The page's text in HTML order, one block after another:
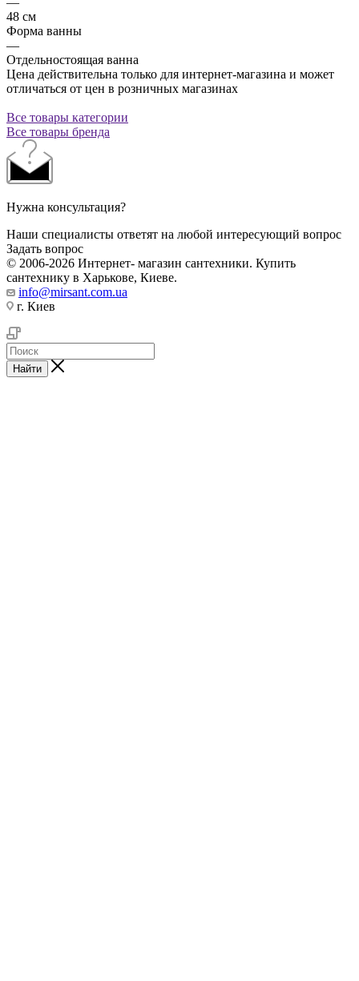
48 см
Форма ванны
—
Отдельностоящая ванна
Цена действительна только для интернет-магазина и может
отличаться от цен в розничных магазинах
Все товары категории
Все товары бренда
Нужна консультация?
Наши специалисты ответят на любой интересующий вопрос
Задать вопрос
© 2006-2026 Интернет- магазин сантехники. Купить
сантехнику в Харькове, Киеве.
info@mirsant.com.ua
г. Киев
Найти